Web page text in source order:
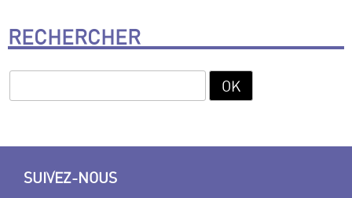
RECHERCHER
SUIVEZ-NOUS